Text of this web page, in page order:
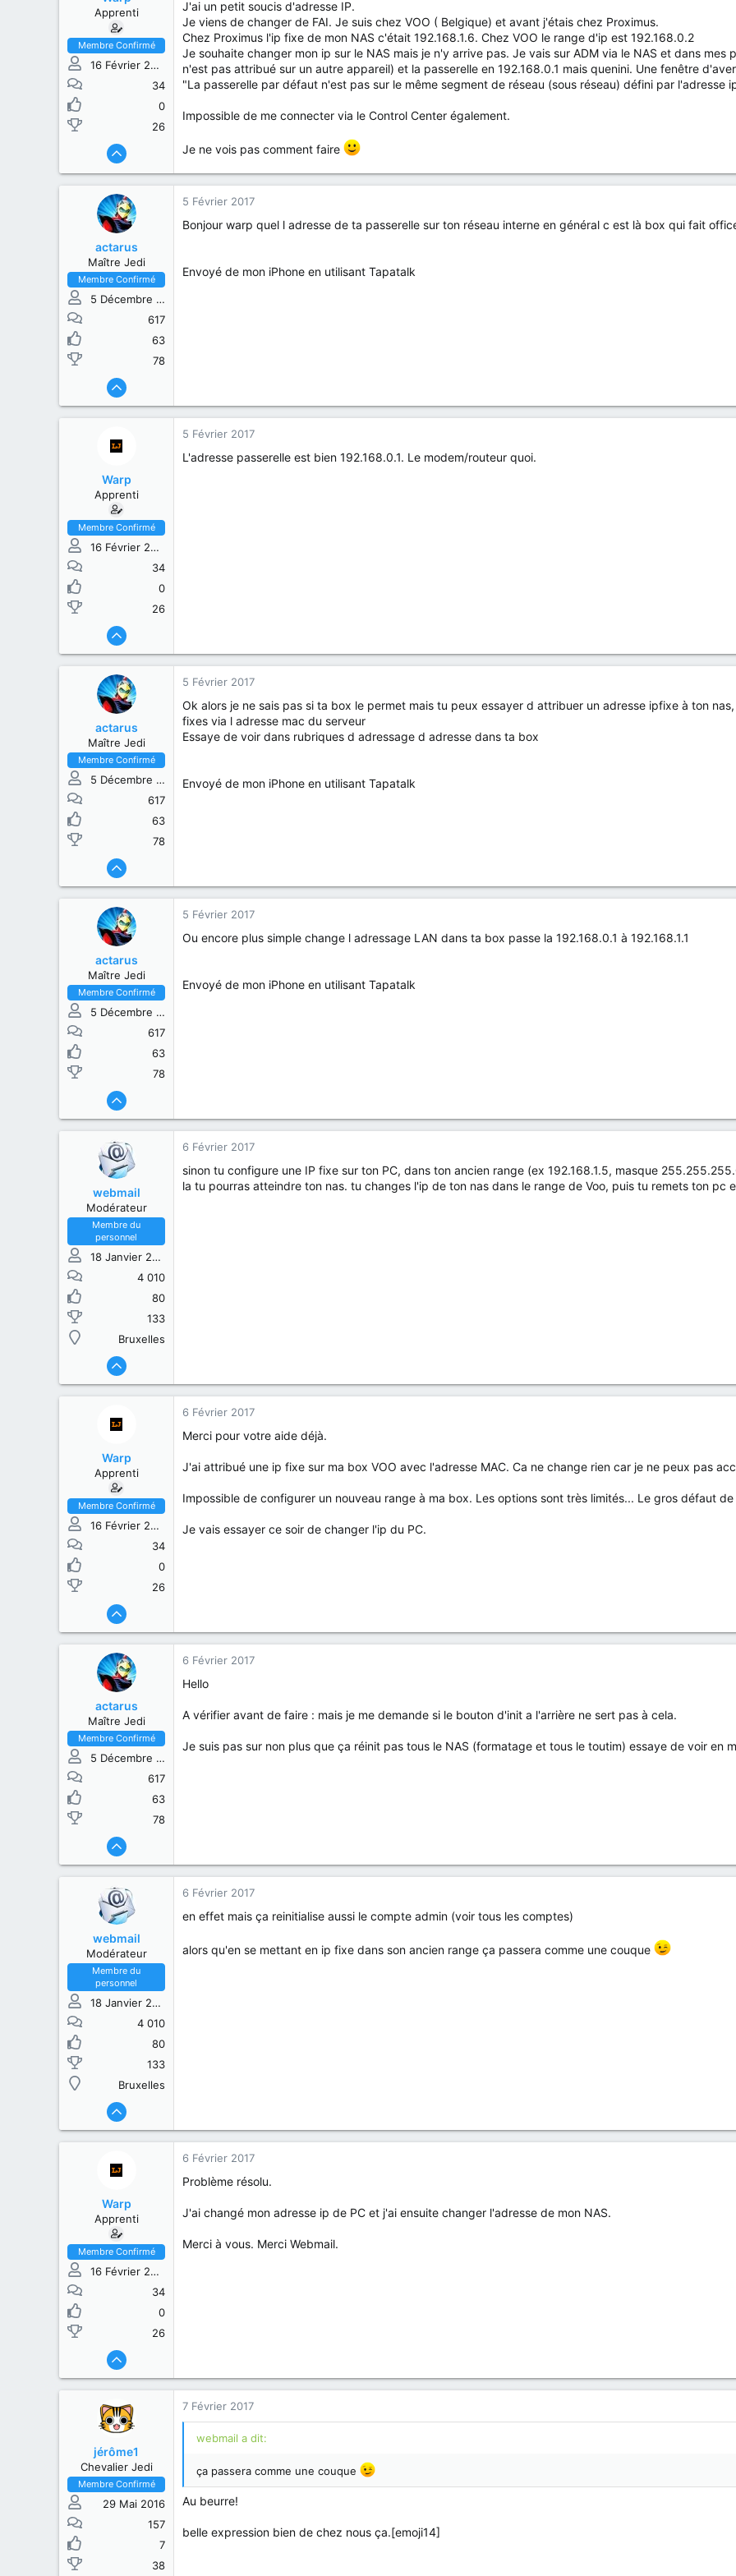
t
u
t
Apprenti
Membre Confirmé
16 Février 2015
34
0
26
J'ai un petit soucis d'adresse IP.
Je viens de changer de FAI. Je suis chez VOO ( Belgique) et avant j'étais chez Proximus.
Chez Proximus l'ip fixe de mon NAS c'était 192.168.1.6. Chez VOO le range d'ip est 192.168.0.2
Je souhaite changer mon ip sur le NAS mais je n'y arrive pas. Je vais sur ADM via le NAS et dans
n'est pas attribué sur un autre appareil) et la passerelle en 192.168.0.1 mais quenini. Une fenêtre
"La passerelle par défaut n'est pas sur le même segment de réseau (sous réseau) défini par l'adresse
Impossible de me connecter via le Control Center également.
Je ne vois pas comment faire
actarus
Maître Jedi
Membre Confirmé
5 Décembre 2014
617
63
78
5 Février 2017
Bonjour warp quel l adresse de ta passerelle sur ton réseau interne en général c est là box qui fait
Envoyé de mon iPhone en utilisant Tapatalk
Warp
Apprenti
Membre Confirmé
16 Février 2015
34
0
26
5 Février 2017
L'adresse passerelle est bien 192.168.0.1. Le modem/routeur quoi.
actarus
Maître Jedi
Membre Confirmé
5 Décembre 2014
617
63
78
5 Février 2017
Ok alors je ne sais pas si ta box le permet mais tu peux essayer d attribuer un adresse ipfixe à ton
fixes via l adresse mac du serveur
Essaye de voir dans rubriques d adressage d adresse dans ta box
Envoyé de mon iPhone en utilisant Tapatalk
actarus
Maître Jedi
Membre Confirmé
5 Décembre 2014
617
63
78
5 Février 2017
Ou encore plus simple change l adressage LAN dans ta box passe la 192.168.0.1 à 192.168.1.1
Envoyé de mon iPhone en utilisant Tapatalk
webmail
Modérateur
Membre du
personnel
18 Janvier 2015
4 010
80
133
Bruxelles
6 Février 2017
sinon tu configure une IP fixe sur ton PC, dans ton ancien range (ex 192.168.1.5, masque
la tu pourras atteindre ton nas. tu changes l'ip de ton nas dans le range de Voo, puis tu remets ton pc
Warp
Apprenti
Membre Confirmé
16 Février 2015
34
0
26
6 Février 2017
Merci pour votre aide déjà.
J'ai attribué une ip fixe sur ma box VOO avec l'adresse MAC. Ca ne change rien car je ne peux pas
Impossible de configurer un nouveau range à ma box. Les options sont très limités... Le gros défaut de
Je vais essayer ce soir de changer l'ip du PC.
actarus
Maître Jedi
Membre Confirmé
5 Décembre 2014
617
63
78
6 Février 2017
Hello
A vérifier avant de faire : mais je me demande si le bouton d'init a l'arrière ne sert pas à cela.
Je suis pas sur non plus que ça réinit pas tous le NAS (formatage et tous le toutim) essaye de voir en
webmail
Modérateur
Membre du
personnel
18 Janvier 2015
4 010
80
133
Bruxelles
6 Février 2017
en effet mais ça reinitialise aussi le compte admin (voir tous les comptes)
alors qu'en se mettant en ip fixe dans son ancien range ça passera comme une couque
Warp
Apprenti
Membre Confirmé
16 Février 2015
34
0
26
6 Février 2017
Problème résolu.
J'ai changé mon adresse ip de PC et j'ai ensuite changer l'adresse de mon NAS.
Merci à vous. Merci Webmail.
jérôme1
Chevalier Jedi
Membre Confirmé
29 Mai 2016
157
7
38
7 Février 2017
webmail a dit:
ça passera comme une couque
Au beurre!
belle expression bien de chez nous ça.[emoji14]